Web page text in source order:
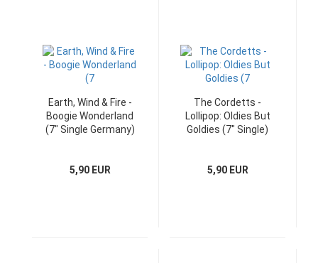
Earth, Wind & Fire -
Boogie Wonderland
(7" Single Germany)
5,90 EUR
The Cordetts -
Lollipop: Oldies But
Goldies (7" Single)
5,90 EUR